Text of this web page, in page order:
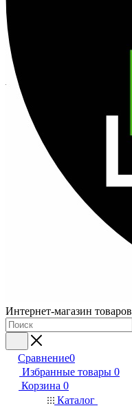
Интернет-магазин
Сравнение0
Избранные товары 0
Корзина 0
Каталог